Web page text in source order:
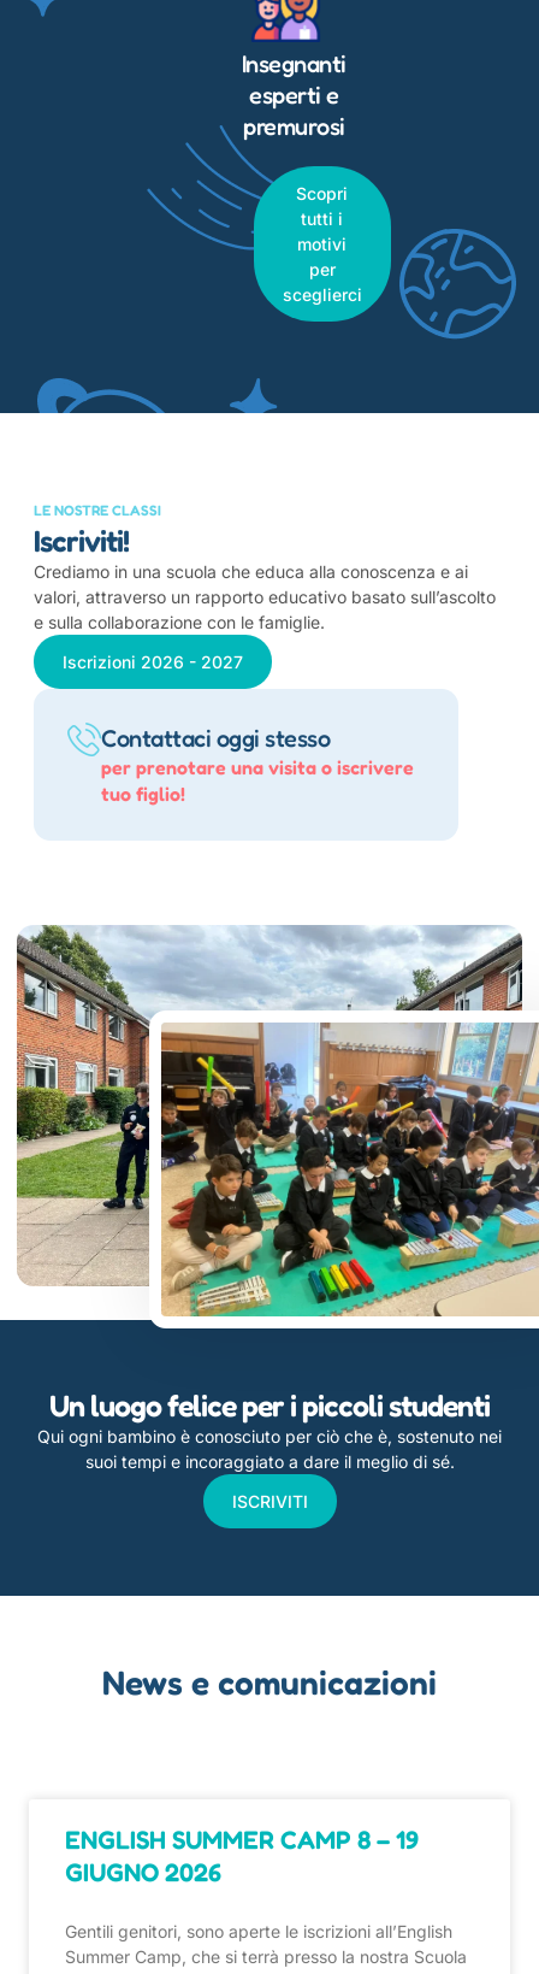
Insegnanti
esperti e
premurosi
Scopri
tutti i
motivi
per
sceglierci
LE NOSTRE CLASSI
Iscriviti!
Crediamo in una scuola che educa alla conoscenza e ai
valori, attraverso un rapporto educativo basato sull’ascolto
e sulla collaborazione con le famiglie.
Iscrizioni 2026 - 2027
Contattaci oggi stesso
per prenotare una visita o iscrivere
tuo figlio!
Un luogo felice per i piccoli studenti
Qui ogni bambino è conosciuto per ciò che è, sostenuto nei
suoi tempi e incoraggiato a dare il meglio di sé.
ISCRIVITI
News e comunicazioni
ENGLISH SUMMER CAMP 8 – 19
GIUGNO 2026
Gentili genitori, sono aperte le iscrizioni all’English
Summer Camp, che si terrà presso la nostra Scuola